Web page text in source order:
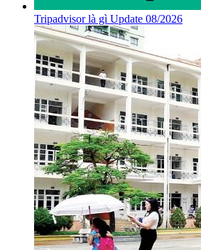
Tripadvisor là gì Update 08/2026